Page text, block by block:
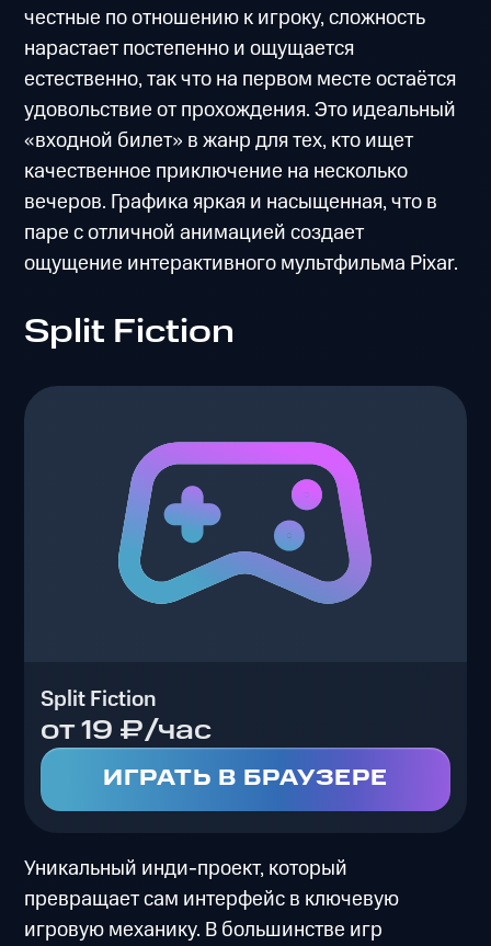
честные по отношению к игроку, сложность
нарастает постепенно и ощущается
естественно, так что на первом месте остаётся
удовольствие от прохождения. Это идеальный
«входной билет» в жанр для тех, кто ищет
качественное приключение на несколько
вечеров. Графика яркая и насыщенная, что в
паре с отличной анимацией создает
ощущение интерактивного мультфильма Pixar.
Split Fiction
Split Fiction
от 19 ₽/час
ИГРАТЬ В БРАУЗЕРЕ
Уникальный инди-проект, который
превращает сам интерфейс в ключевую
игровую механику. В большинстве игр